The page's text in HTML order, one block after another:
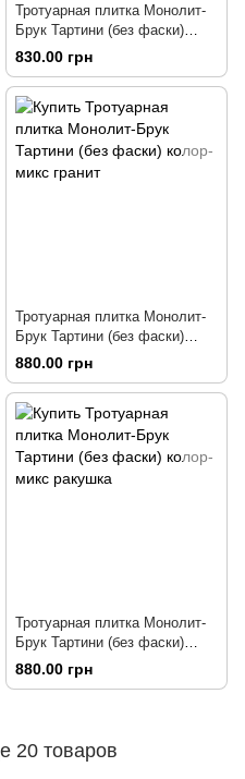
Тротуарная плитка Монолит-
Брук Тартини (без фаски)
белая
830.00 грн
Тротуарная плитка Монолит-
Брук Тартини (без фаски)
колор-микс гранит
880.00 грн
Тротуарная плитка Монолит-
Брук Тартини (без фаски)
колор-микс ракушка
880.00 грн
20 товаров